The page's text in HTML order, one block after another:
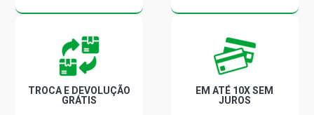
TROCA E DEVOLUÇÃO
GRÁTIS
EM ATÉ 10X SEM
JUROS